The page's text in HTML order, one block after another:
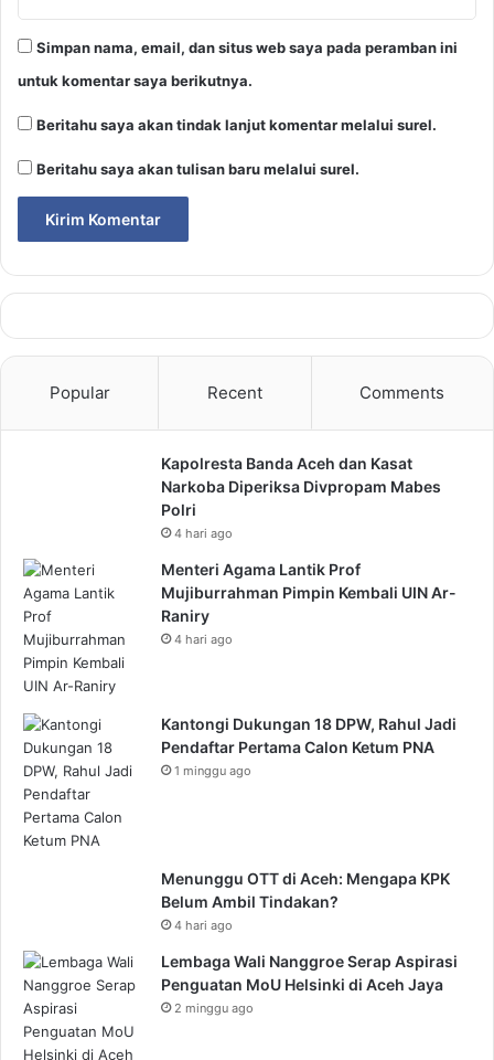
Simpan nama, email, dan situs web saya pada peramban ini
untuk komentar saya berikutnya.
Beritahu saya akan tindak lanjut komentar melalui surel.
Beritahu saya akan tulisan baru melalui surel.
Popular Recent Comments
Kapolresta Banda Aceh dan Kasat
Narkoba Diperiksa Divpropam Mabes
Polri
4 hari ago
Menteri Agama Lantik Prof
Mujiburrahman Pimpin Kembali UIN Ar-
Raniry
4 hari ago
Kantongi Dukungan 18 DPW, Rahul Jadi
Pendaftar Pertama Calon Ketum PNA
1 minggu ago
Menunggu OTT di Aceh: Mengapa KPK
Belum Ambil Tindakan?
4 hari ago
Lembaga Wali Nanggroe Serap Aspirasi
Penguatan MoU Helsinki di Aceh Jaya
2 minggu ago